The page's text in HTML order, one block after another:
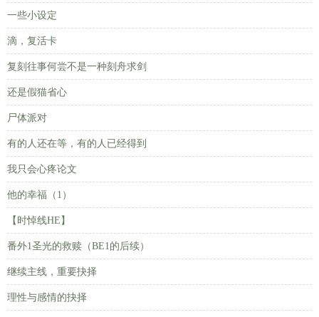
一些小设定
滴，复活卡
复刻往事何尝不是一种刻舟求剑
还是假猫省心
尸体派对
有的人还在等，有的人已经得到
我只会心疼论文
他的幸福（1）
【时悼线HE】
番外1圣光的救赎（BE1的后续）
继续主线，重要抉择
理性与感情的抉择